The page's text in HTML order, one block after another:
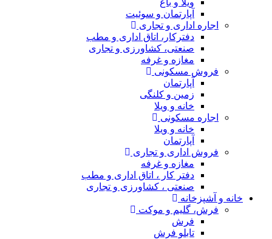
ویلا و باغ
آپارتمان و سوئیت
اجاره اداری و تجاری
دفترکار، اتاق اداری و مطب
صنعتی، کشاورزی و تجاری
مغازه و غرفه
فروش مسکونی
آپارتمان
زمین و کلنگی
خانه و ویلا
اجاره مسکونی
خانه و ویلا
آپارتمان
فروش اداری و تجاری
مغازه و غرفه
دفتر کار ، اتاق اداری و مطب
صنعتی ، کشاورزی و تجاری
خانه و آشپزخانه
فرش، گلیم و موکت
فرش
تابلو فرش